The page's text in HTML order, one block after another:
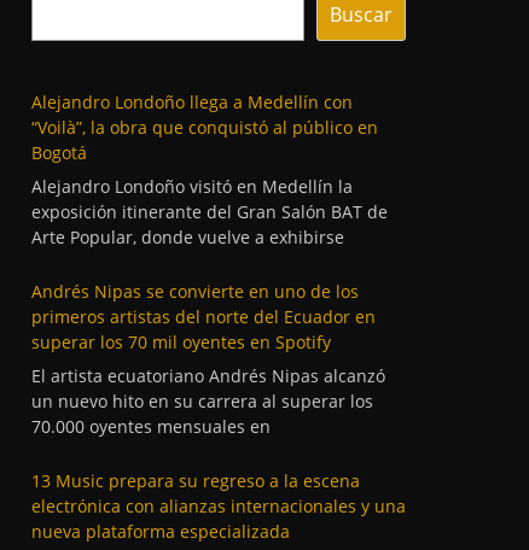
Buscar
Alejandro Londoño llega a Medellín con
“Voilà”, la obra que conquistó al público en
Bogotá
Alejandro Londoño visitó en Medellín la
exposición itinerante del Gran Salón BAT de
Arte Popular, donde vuelve a exhibirse
Andrés Nipas se convierte en uno de los
primeros artistas del norte del Ecuador en
superar los 70 mil oyentes en Spotify
El artista ecuatoriano Andrés Nipas alcanzó
un nuevo hito en su carrera al superar los
70.000 oyentes mensuales en
13 Music prepara su regreso a la escena
electrónica con alianzas internacionales y una
nueva plataforma especializada